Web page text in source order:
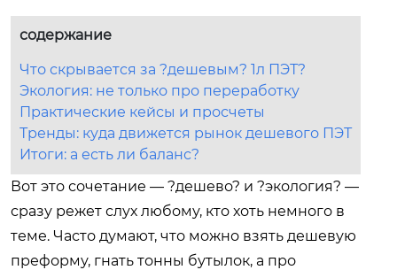
содержание
Что скрывается за ?дешевым? 1л ПЭТ?
Экология: не только про переработку
Практические кейсы и просчеты
Тренды: куда движется рынок дешевого ПЭТ
Итоги: а есть ли баланс?
Вот это сочетание — ?дешево? и ?экология? —
сразу режет слух любому, кто хоть немного в
теме. Часто думают, что можно взять дешевую
преформу, гнать тонны бутылок, а про